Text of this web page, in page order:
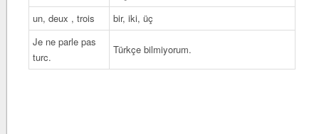
un, deux , trois
bir, iki, üç
Je ne parle pas
turc.
Türkçe bilmiyorum.